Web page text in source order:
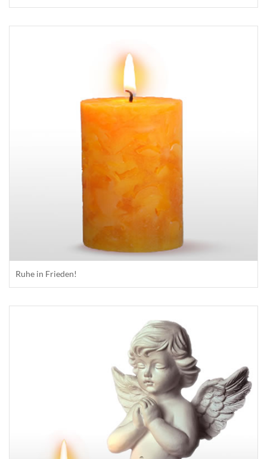
Ruhe in Frieden!